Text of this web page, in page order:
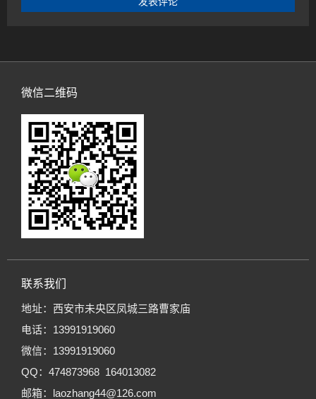
微信二维码
联系我们
地址：西安市未央区凤城三路曹家庙
电话：13991919060
微信：13991919060
QQ：474873968 164013082
邮箱：laozhang44@126.com